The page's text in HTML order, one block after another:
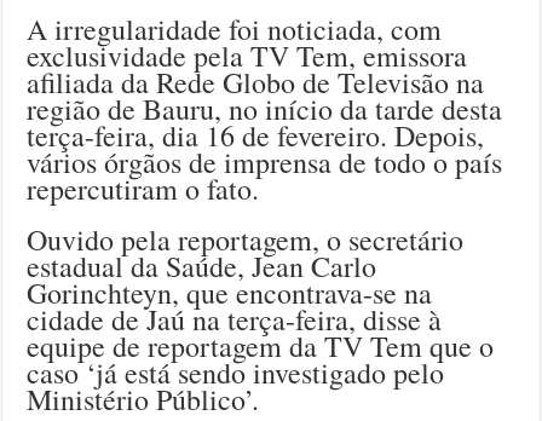
A irregularidade foi noticiada, com
exclusividade pela TV Tem, emissora
afiliada da Rede Globo de Televisão na
região de Bauru, no início da tarde desta
terça-feira, dia 16 de fevereiro. Depois,
vários órgãos de imprensa de todo o país
repercutiram o fato.
Ouvido pela reportagem, o secretário
estadual da Saúde, Jean Carlo
Gorinchteyn, que encontrava-se na
cidade de Jaú na terça-feira, disse à
equipe de reportagem da TV Tem que o
caso ‘já está sendo investigado pelo
Ministério Público’.